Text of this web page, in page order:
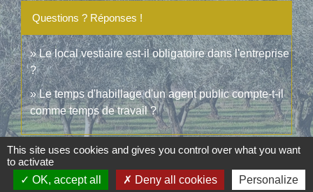
Questions ? Réponses !
Le local vestiaire est-il obligatoire dans l'entreprise
?
Le temps d'habillage d'un agent public compte-t-il
comme temps de travail ?
Signaler une erreur sur cette page
This site uses cookies and gives you control over what you want
to activate
OK, accept all
Deny all cookies Personalize